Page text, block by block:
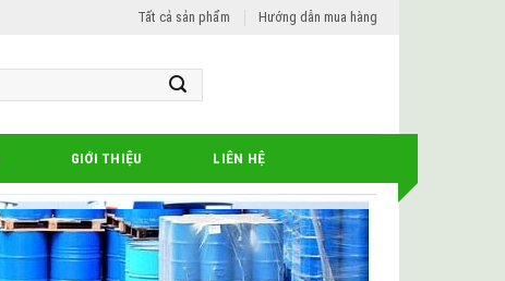
Tất cả sản phẩm Hướng dẫn mua hàng
GIỚI THIỆU LIÊN HỆ